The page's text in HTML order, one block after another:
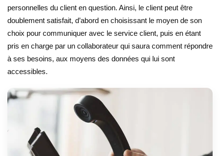
personnelles du client en question. Ainsi, le client peut être
doublement satisfait, d’abord en choisissant le moyen de son
choix pour communiquer avec le service client, puis en étant
pris en charge par un collaborateur qui saura comment répondre
à ses besoins, aux moyens des données qui lui sont
accessibles.